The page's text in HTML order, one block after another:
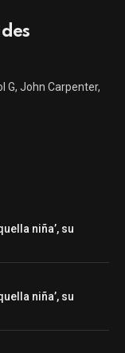
G, John Carpenter,
niña’, su
niña’, su